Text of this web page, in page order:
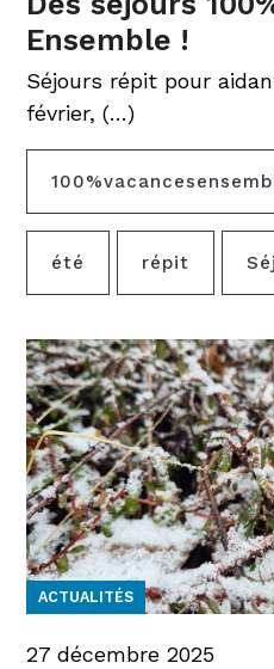
Ensemble !
Séjours répit pour
février, (…)
été répit
ACTUALITÉS
27 décembre 2025